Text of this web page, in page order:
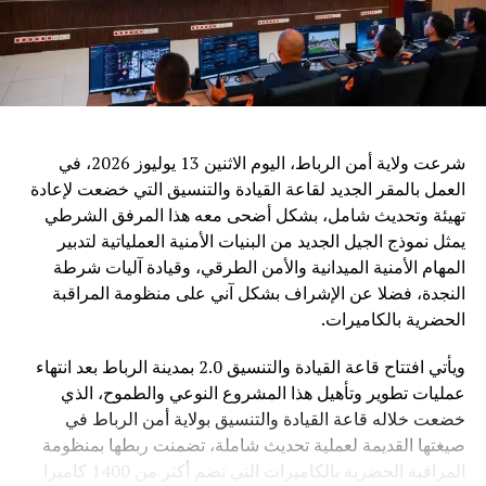
دول جنوب شرق آسيا.
ويرى مراقبون أن الدعوة الصينية إلى تعزيز التعاون في مجال
الذكاء الاصطناعي تعكس التحول المتزايد لهذه التكنولوجيا إلى
فقط تطوير القدرات التقنية، بل ضمان أن تكون هذه القدرات
متاحة بشكل عادل وآمن لجميع الدول.
وفي ظل المنافسة العالمية المتزايدة في مجال الذكاء
الاصطناعي، تطرح الصين رؤية تقوم على اعتبار التكنولوجيا
جسراً للتعاون والتنمية، وليس مجالاً للصراع، مؤكدة أن مستقبل
الذكاء الاصطناعي يجب أن يكون قائماً على الحكمة البشرية
والمسؤولية المشتركة من أجل خدمة رفاهية الشعوب
شرعت ولاية أمن الرباط، اليوم الاثنين 13 يوليوز 2026، في
العمل بالمقر الجديد لقاعة القيادة والتنسيق التي خضعت لإعادة
تهيئة وتحديث شامل، بشكل أضحى معه هذا المرفق الشرطي
يمثل نموذج الجيل الجديد من البنيات الأمنية العملياتية لتدبير
المهام الأمنية الميدانية والأمن الطرقي، وقيادة آليات شرطة
النجدة، فضلا عن الإشراف بشكل آني على منظومة المراقبة
الحضرية بالكاميرات.
ويأتي افتتاح قاعة القيادة والتنسيق 2.0 بمدينة الرباط بعد انتهاء
عمليات تطوير وتأهيل هذا المشروع النوعي والطموح، الذي
خضعت خلاله قاعة القيادة والتنسيق بولاية أمن الرباط في
صيغتها القديمة لعملية تحديث شاملة، تضمنت ربطها بمنظومة
المراقبة الحضرية بالكاميرات التي تضم أكثر من 1400 كاميرا